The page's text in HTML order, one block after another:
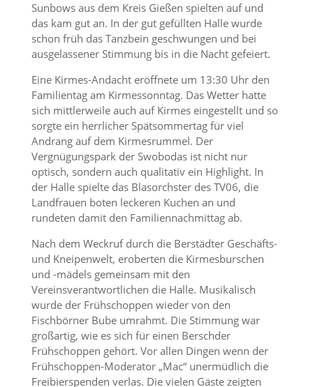
Sunbows aus dem Kreis Gießen spielten auf und
das kam gut an. In der gut gefüllten Halle wurde
schon früh das Tanzbein geschwungen und bei
ausgelassener Stimmung bis in die Nacht gefeiert.
Eine Kirmes-Andacht eröffnete um 13:30 Uhr den
Familientag am Kirmessonntag. Das Wetter hatte
sich mittlerweile auch auf Kirmes eingestellt und so
sorgte ein herrlicher Spätsommertag für viel
Andrang auf dem Kirmesrummel. Der
Vergnügungspark der Swobodas ist nicht nur
optisch, sondern auch qualitativ ein Highlight. In
der Halle spielte das Blasorchster des TV06, die
Landfrauen boten leckeren Kuchen an und
rundeten damit den Familiennachmittag ab.
Nach dem Weckruf durch die Berstädter Geschäfts-
und Kneipenwelt, eroberten die Kirmesburschen
und -mädels gemeinsam mit den
Vereinsverantwortlichen die Halle. Musikalisch
wurde der Frühschoppen wieder von den
Fischbörner Bube umrahmt. Die Stimmung war
großartig, wie es sich für einen Berschder
Frühschoppen gehört. Vor allen Dingen wenn der
Frühschoppen-Moderator „Mac“ unermüdlich die
Freibierspenden verlas. Die vielen Gäste zeigten